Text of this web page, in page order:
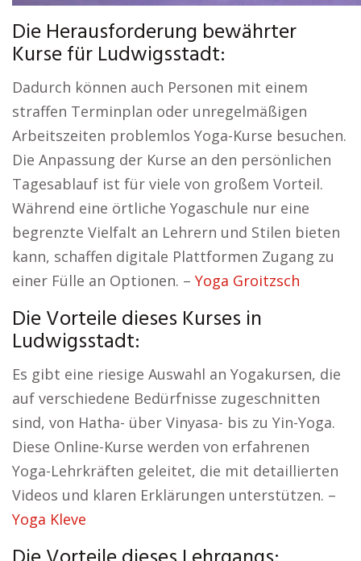
Die Herausforderung bewährter
Kurse für Ludwigsstadt:
Dadurch können auch Personen mit einem
straffen Terminplan oder unregelmäßigen
Arbeitszeiten problemlos Yoga-Kurse besuchen.
Die Anpassung der Kurse an den persönlichen
Tagesablauf ist für viele von großem Vorteil.
Während eine örtliche Yogaschule nur eine
begrenzte Vielfalt an Lehrern und Stilen bieten
kann, schaffen digitale Plattformen Zugang zu
einer Fülle an Optionen. – Yoga Groitzsch
Die Vorteile dieses Kurses in
Ludwigsstadt:
Es gibt eine riesige Auswahl an Yogakursen, die
auf verschiedene Bedürfnisse zugeschnitten
sind, von Hatha- über Vinyasa- bis zu Yin-Yoga.
Diese Online-Kurse werden von erfahrenen
Yoga-Lehrkräften geleitet, die mit detaillierten
Videos und klaren Erklärungen unterstützen. –
Yoga Kleve